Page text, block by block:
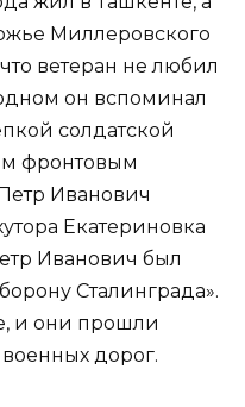
Миллеровского
ветеран не любил
он вспоминал
солдатской
фронтовым
Иванович
Екатериновка
Иванович был
Сталинграда».
и они прошли
дорог.